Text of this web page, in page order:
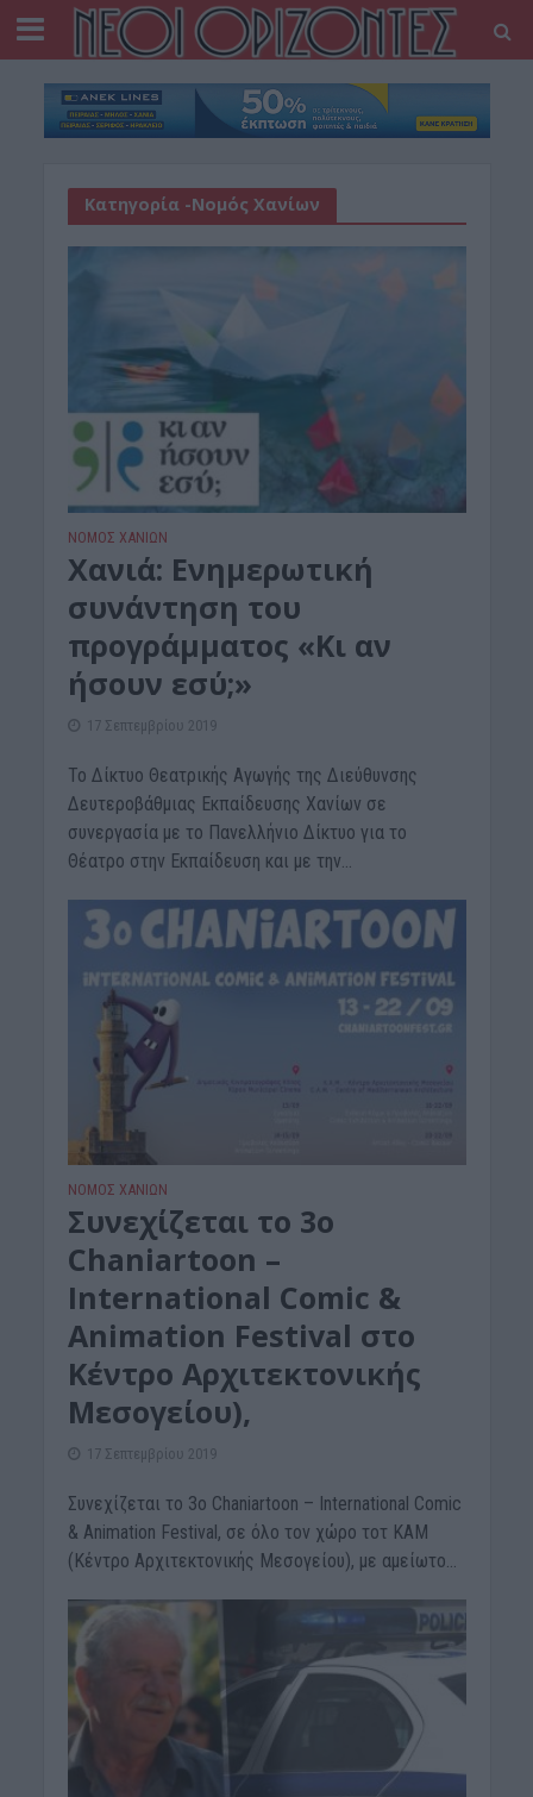
Κατηγορία -Νομός Χανίων
ΝΟΜΌΣ ΧΑΝΊΩΝ
Χανιά: Ενημερωτική
συνάντηση του
προγράμματος «Kι αν
ήσουν εσύ;»
17 Σεπτεμβρίου 2019
Το Δίκτυο Θεατρικής Αγωγής της Διεύθυνσης
Δευτεροβάθμιας Εκπαίδευσης Χανίων σε
συνεργασία με το Πανελλήνιο Δίκτυο για το
Θέατρο στην Εκπαίδευση και με την...
ΝΟΜΌΣ ΧΑΝΊΩΝ
Συνεχίζεται το 3ο
Chaniartoon –
International Comic &
Animation Festival στο
Κέντρο Αρχιτεκτονικής
Μεσογείου),
17 Σεπτεμβρίου 2019
Συνεχίζεται το 3ο Chaniartoon – International Comic
& Animation Festival, σε όλο τον χώρο τοτ ΚΑΜ
(Κέντρο Αρχιτεκτονικής Μεσογείου), με αμείωτο...